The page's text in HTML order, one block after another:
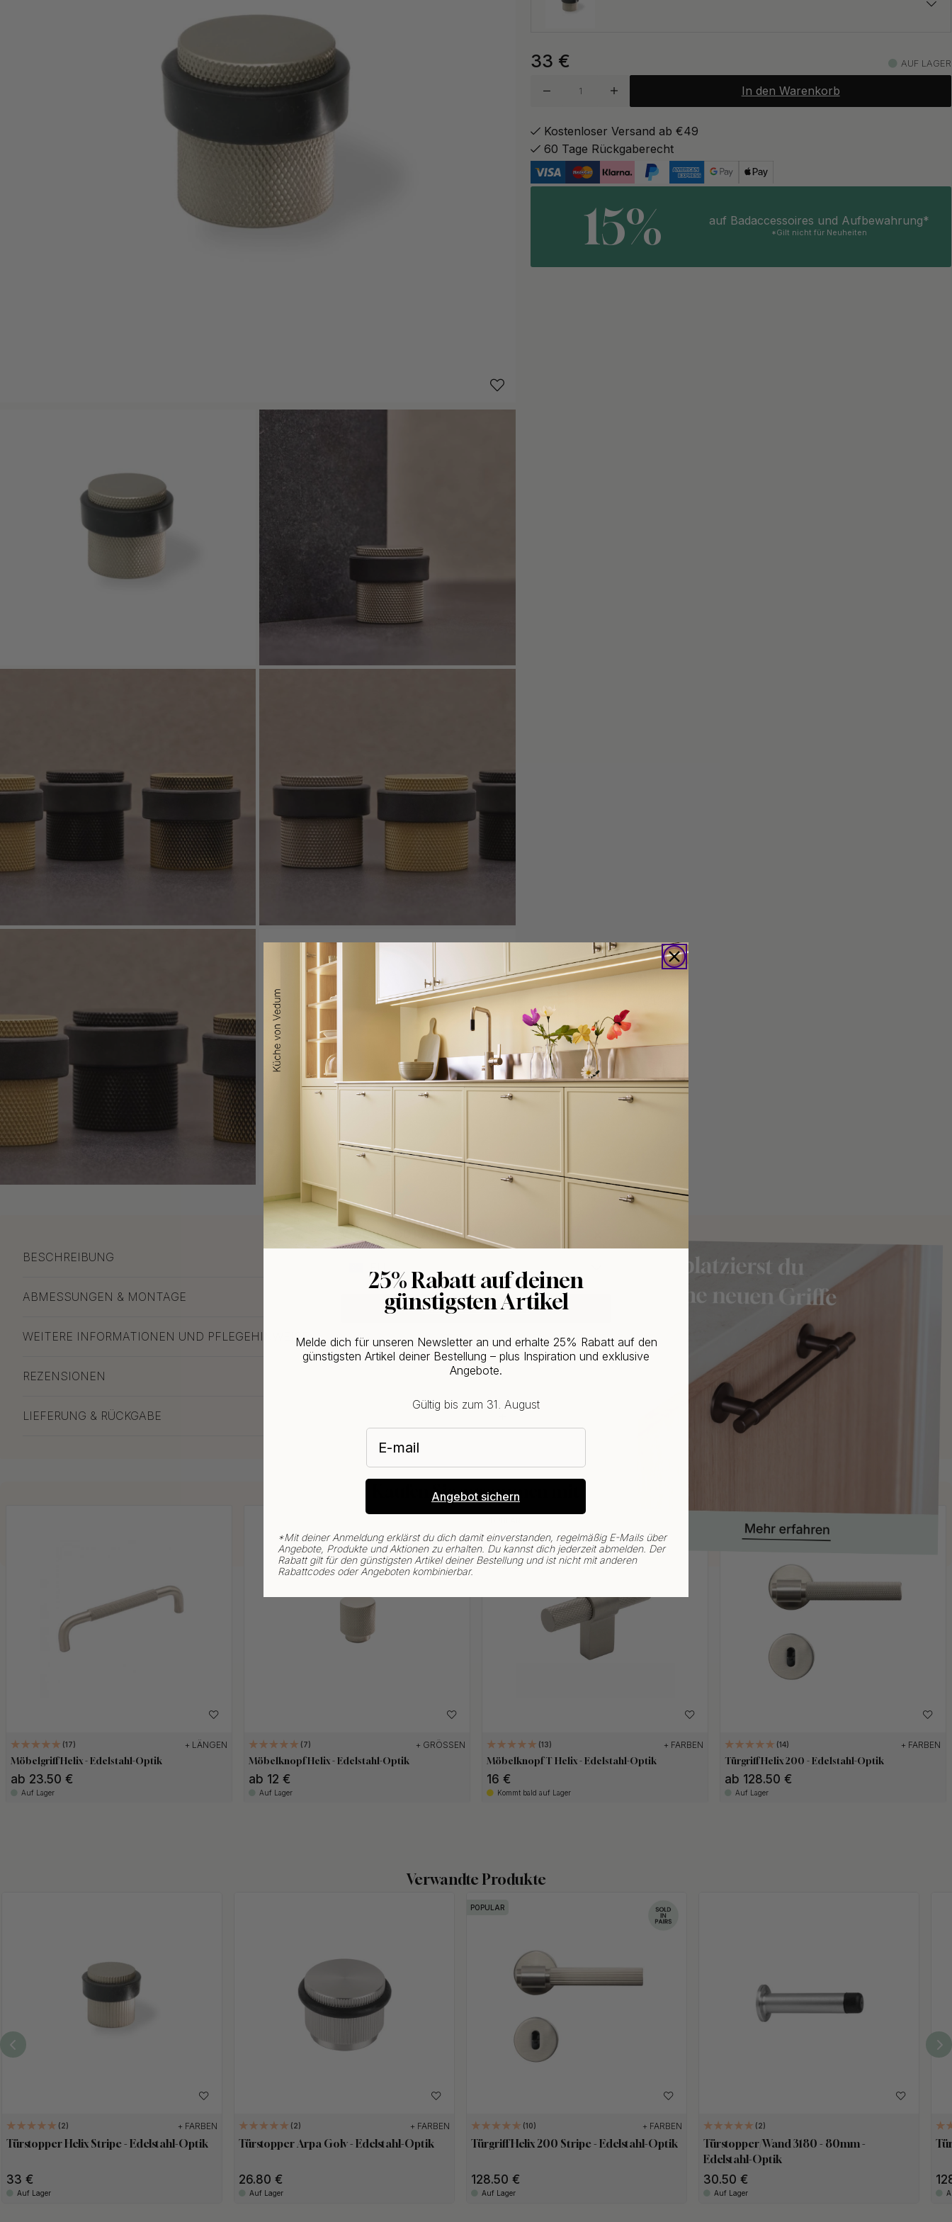
Auf Lager
Mattschwarz
Messing 33 €
33 € AUF LAGER
In den Warenkorb
Kostenloser Versand ab €49
60 Tage Rückgaberecht
15% auf Badaccessoires und Aufbewahrung*
*Gilt nicht für Neuheiten
BESCHREIBUNG
ABMESSUNGEN & MONTAGE
WEITERE INFORMATIONEN UND PFLEGEHINWEISE
REZENSIONEN
LIEFERUNG & RÜCKGABE
Kaufen Sie zusammen mit
17 + LÄNGEN
Möbelgriff Helix - Edelstahl-Optik
ab 23.50 €
Auf Lager
7 + GRÖSSEN
Möbelknopf Helix - Edelstahl-Optik
ab 12 €
Auf Lager
13 + FARBEN
Möbelknopf T Helix - Edelstahl-Optik
16 €
Kommt bald auf Lager
14 + FARBEN
Türgriff Helix 200 - Edelstahl-Optik
ab 128.50 €
Auf Lager
Verwandte Produkte
2 + FARBEN
Türstopper Helix Stripe - Edelstahl-Optik
33
Auf Lager
2 + FARBEN
Türstopper Arpa Golv - Edelstahl-Optik
26.80
Auf Lager
POPULAR
10 + FARBEN
Türgriff Helix 200 Stripe - Edelstahl-Optik
128.50
Auf Lager
2
Türstopper/Wand 3180 - 80mm -
Edelstahl-Optik
30.50
Auf Lager
WOULD YOU RATHER VISIT?
EU
CHANGE COUNTRY
25% Rabatt auf deinen
günstigsten Artikel
Melde dich für unseren Newsletter an und erhalte 25% Rabatt auf den
günstigsten Artikel deiner Bestellung – plus Inspiration und exklusive
Angebote.
Gültig bis zum 31. August
E-mail
Angebot sichern
*Mit deiner Anmeldung erklärst du dich damit einverstanden, regelmäßig E-Mails über
Angebote, Produkte und Aktionen zu erhalten. Du kannst dich jederzeit abmelden. Der
Rabatt gilt für den günstigsten Artikel deiner Bestellung und ist nicht mit anderen
Rabattcodes oder Angeboten kombinierbar.